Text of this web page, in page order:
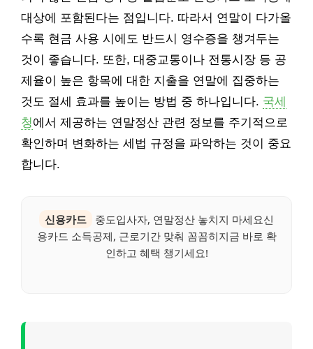
대상에 포함된다는 점입니다. 따라서 연말이 다가올
수록 현금 사용 시에도 반드시 영수증을 챙겨두는
것이 좋습니다. 또한, 대중교통이나 전통시장 등 공
제율이 높은 항목에 대한 지출을 연말에 집중하는
것도 절세 효과를 높이는 방법 중 하나입니다. 국세
청에서 제공하는 연말정산 관련 정보를 주기적으로
확인하며 변화하는 세법 규정을 파악하는 것이 중요
합니다.
신용카드
중도입사자, 연말정산 놓치지 마세요신
용카드 소득공제, 근로기간 맞춰 꼼꼼히지금 바로 확
인하고 혜택 챙기세요!